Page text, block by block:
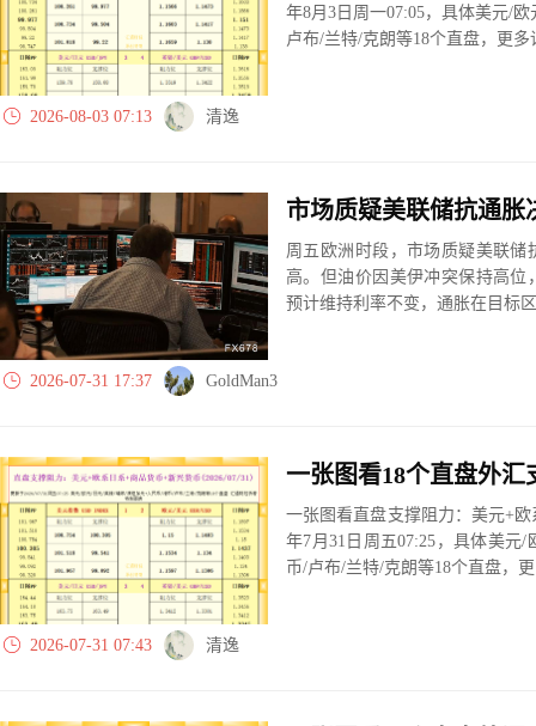
年8月3日周一07:05，具体美元/
卢布/兰特/克朗等18个直盘，更
2026-08-03 07:13 清逸
周五欧洲时段，市场质疑美联
高。但油价因美伊冲突保持高
预计维持利率不变，通胀在目标
2026-07-31 17:37 GoldMan3
一张图看直盘支撑阻力：美元+
年7月31日周五07:25，具体美元
币/卢布/兰特/克朗等18个直盘，
2026-07-31 07:43 清逸